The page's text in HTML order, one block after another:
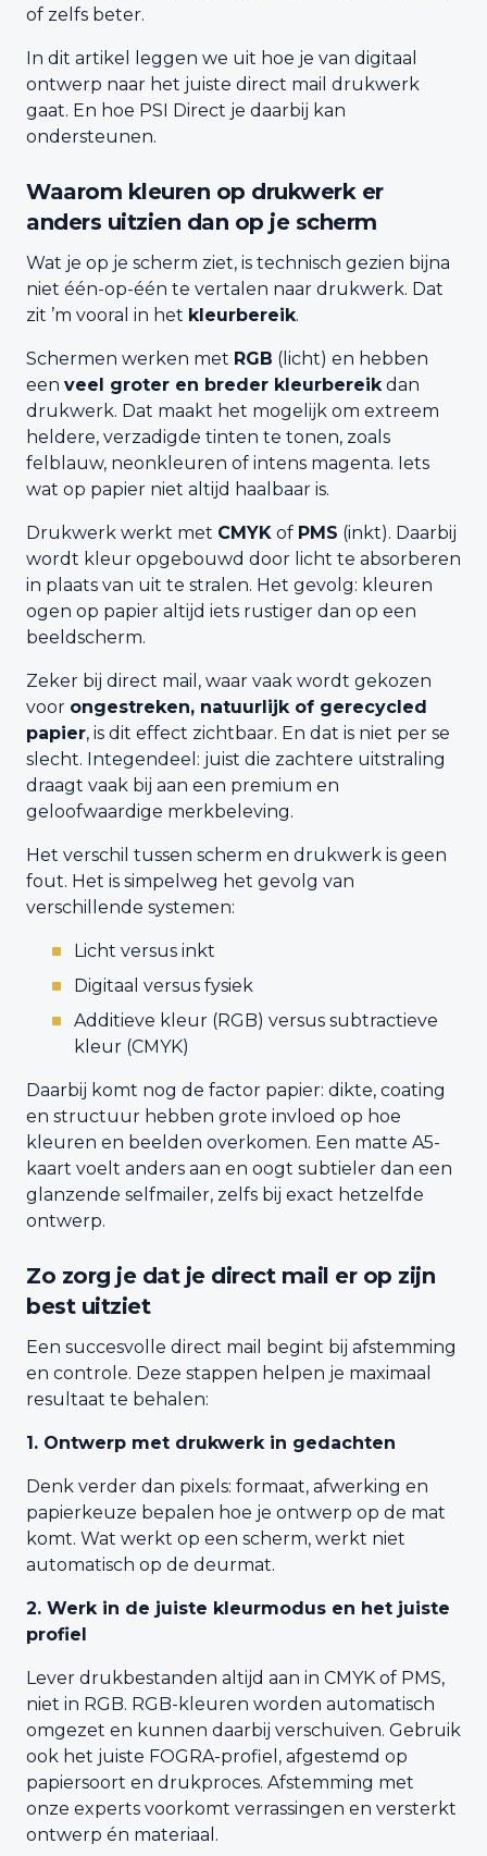
of zelfs beter.
In dit artikel leggen we uit hoe je van digitaal
ontwerp naar het juiste direct mail drukwerk
gaat. En hoe PSI Direct je daarbij kan
ondersteunen.
Waarom kleuren op drukwerk er
anders uitzien dan op je scherm
Wat je op je scherm ziet, is technisch gezien bijna
niet één-op-één te vertalen naar drukwerk. Dat
zit ’m vooral in het kleurbereik.
Schermen werken met RGB (licht) en hebben
een veel groter en breder kleurbereikdan
drukwerk. Dat maakt het mogelijk om extreem
heldere, verzadigde tinten te tonen, zoals
felblauw, neonkleuren of intens magenta. Iets
wat op papier niet altijd haalbaar is.
Drukwerk werkt met CMYK of PMS (inkt). Daarbij
wordt kleur opgebouwd door licht te absorberen
in plaats van uit te stralen. Het gevolg: kleuren
ogen op papier altijd iets rustiger dan op een
beeldscherm.
Zeker bij direct mail, waar vaak wordt gekozen
voor ongestreken, natuurlijk of gerecycled
papier, is dit effect zichtbaar. En dat is niet per se
slecht. Integendeel: juist die zachtere uitstraling
draagt vaak bij aan een premium en
geloofwaardige merkbeleving.
Het verschil tussen scherm en drukwerk is geen
fout. Het is simpelweg het gevolg van
verschillende systemen:
Licht versus inkt
Digitaal versus fysiek
Additieve kleur (RGB) versus subtractieve
kleur (CMYK)
Daarbij komt nog de factor papier: dikte, coating
en structuur hebben grote invloed op hoe
kleuren en beelden overkomen. Een matte A5-
kaart voelt anders aan en oogt subtieler dan een
glanzende selfmailer, zelfs bij exact hetzelfde
ontwerp.
Zo zorg je dat je direct mail er op zijn
best uitziet
Een succesvolle direct mail begint bij afstemming
en controle. Deze stappen helpen je maximaal
resultaat te behalen:
1. Ontwerp met drukwerk in gedachten
Denk verder dan pixels: formaat, afwerking en
papierkeuze bepalen hoe je ontwerp op de mat
komt. Wat werkt op een scherm, werkt niet
automatisch op de deurmat.
2. Werk in de juiste kleurmodus en het juiste
profiel
Lever drukbestanden altijd aan in CMYK of PMS,
niet in RGB. RGB-kleuren worden automatisch
omgezet en kunnen daarbij verschuiven. Gebruik
ook het juiste FOGRA-profiel, afgestemd op
papiersoort en drukproces. Afstemming met
onze experts voorkomt verrassingen en versterkt
ontwerp én materiaal.